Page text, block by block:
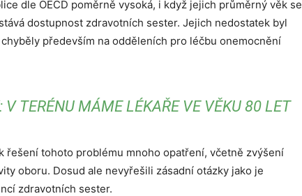
dle OECD poměrně vysoká, i když jejich průměrný věk se
dostupnost zdravotních sester. Jejich nedostatek byl
především na odděleních pro léčbu onemocnění
V TERÉNU MÁME LÉKAŘE VE VĚKU 80 LET
řešení tohoto problému mnoho opatření, včetně zvýšení
oboru. Dosud ale nevyřešili zásadní otázky jako je
zdravotních sester.